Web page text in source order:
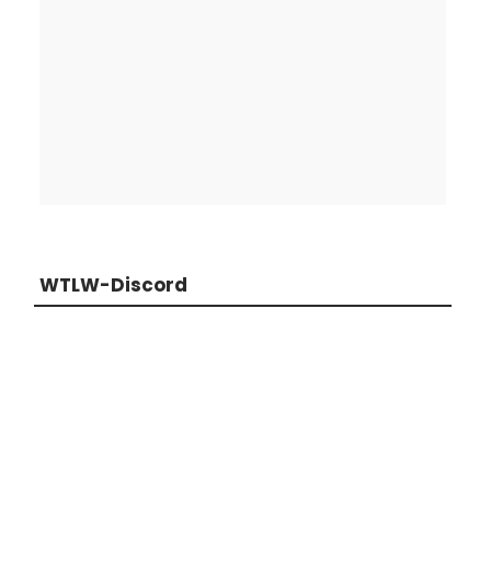
WTLW-Discord